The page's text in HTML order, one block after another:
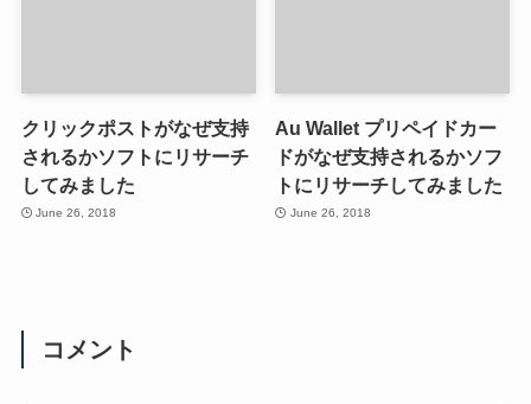
クリックポストがなぜ支持
されるかソフトにリサーチ
してみました
June 26, 2018
Au Wallet プリペイドカー
ドがなぜ支持されるかソフ
トにリサーチしてみました
June 26, 2018
コメント